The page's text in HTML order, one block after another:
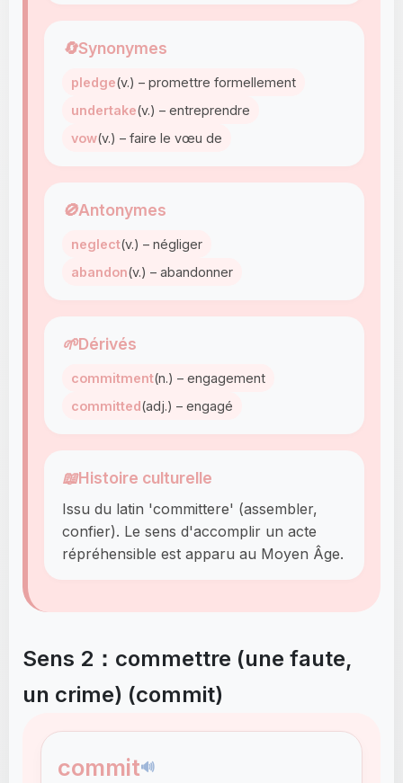
🔄Synonymes
pledge(v.) – promettre formellement
undertake(v.) – entreprendre
vow(v.) – faire le vœu de
🚫Antonymes
neglect(v.) – négliger
abandon(v.) – abandonner
🌱Dérivés
commitment(n.) – engagement
committed(adj.) – engagé
📖Histoire culturelle
Issu du latin 'committere' (assembler,
confier). Le sens d'accomplir un acte
répréhensible est apparu au Moyen Âge.
Sens 2：commettre (une faute,
un crime) (commit)
commit🔊